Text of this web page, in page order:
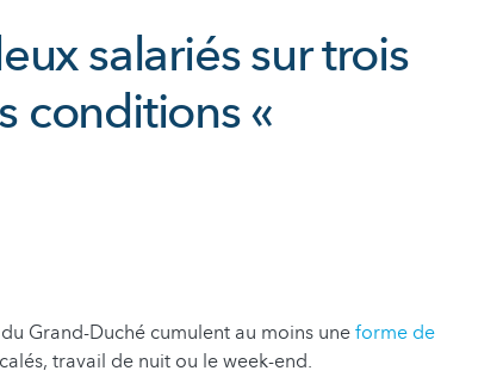
salariés sur trois
conditions «
Grand-Duché cumulent au moins uneforme de
travail de nuit ou le week-end.